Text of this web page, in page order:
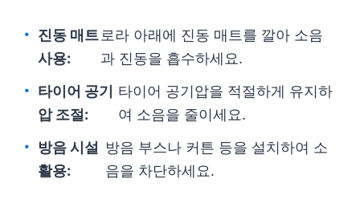
진동 매트
사용:
로라 아래에 진동 매트를 깔아 소음
과 진동을 흡수하세요.
타이어 공기
압 조절:
타이어 공기압을 적절하게 유지하
여 소음을 줄이세요.
방음 시설
활용:
방음 부스나 커튼 등을 설치하여 소
음을 차단하세요.